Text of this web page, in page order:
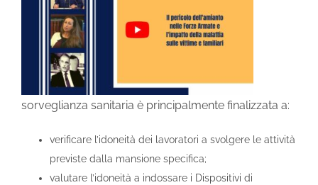
sorveglianza sanitaria è principalmente finalizzata a:
verificare l’idoneità dei lavoratori a svolgere le attività
previste dalla mansione specifica;
valutare l’idoneità a indossare i Dispositivi di